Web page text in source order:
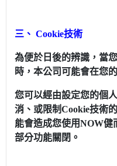
三、 Cookie技術
為便於日後的辨識，當
時，本公司可能會在您
您可以經由設定您的個
消、或限制Cookie技術
能會造成您使用NOW健
部分功能關閉。